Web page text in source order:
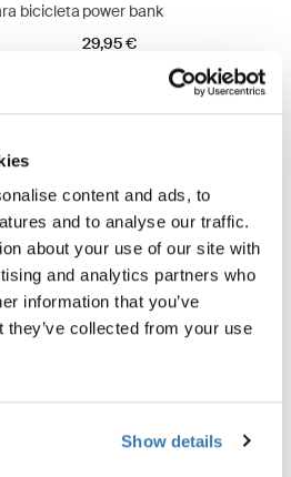
content and ads, to
and to analyse our traffic.
about your use of our site with
and analytics partners who
information that you’ve
they’ve collected from your use
Show details
bicicleta power bank
29,95 €